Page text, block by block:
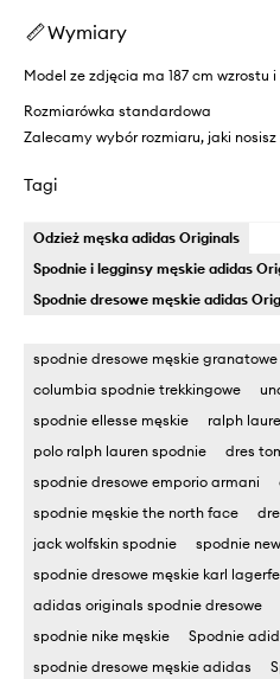
Wymiary
Model ze zdjęcia ma 187 cm wzrostu
Rozmiarówka standardowa
Zalecamy wybór rozmiaru, jaki
Tagi
Odzież męska adidas Originals
Spodnie i legginsy męskie adidas
Spodnie dresowe męskie adidas
spodnie dresowe męskie granatowe
columbia spodnie trekkingowe
spodnie ellesse męskie
ralph
polo ralph lauren spodnie
dres
spodnie dresowe emporio armani
spodnie męskie the north face
jack wolfskin spodnie
spodnie
spodnie dresowe męskie karl
adidas originals spodnie dresowe
spodnie nike męskie
Spodnie
spodnie dresowe męskie adidas